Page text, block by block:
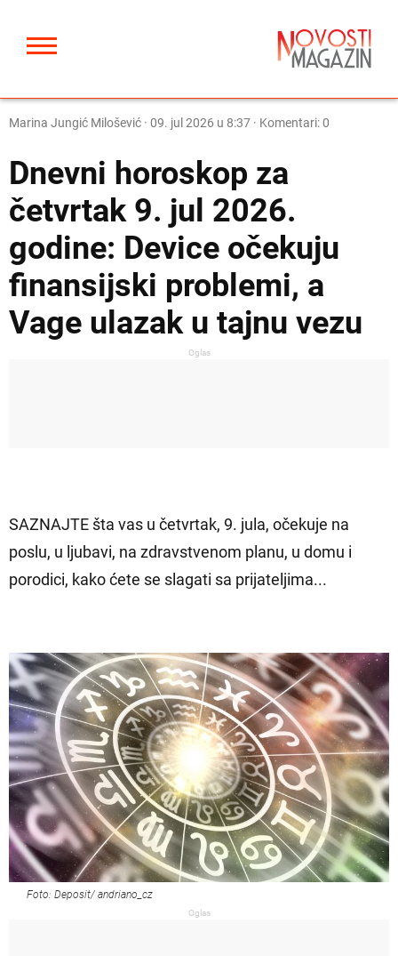
Marina Jungić Milošević · 09. jul 2026 u 8:37 · Komentari: 0
Dnevni horoskop za
četvrtak 9. jul 2026.
godine: Device očekuju
finansijski problemi, a
Vage ulazak u tajnu vezu
Oglas
SAZNAJTE šta vas u četvrtak, 9. jula, očekuje na
poslu, u ljubavi, na zdravstvenom planu, u domu i
porodici, kako ćete se slagati sa prijateljima...
Foto: Deposit/ andriano_cz
Oglas